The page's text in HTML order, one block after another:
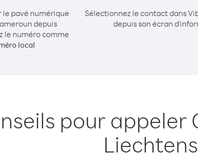
le pavé numérique
depuis
le numéro comme
local
Sélectionnez le contact dans
depuis son écran
pour appeler